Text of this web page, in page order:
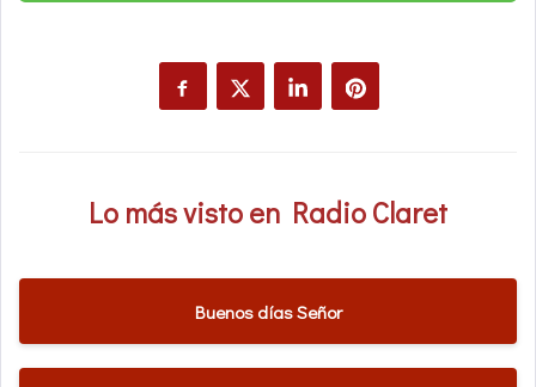
Lo más visto en Radio Claret
Buenos días Señor